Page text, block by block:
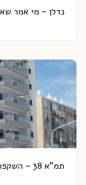
נדלן – מי אמר
תמ”א 38 – השקפה אישית